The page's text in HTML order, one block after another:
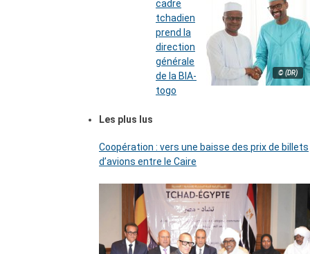
© (DR)
cadre
tchadien
prend la
direction
générale
de la BIA-
togo
Les plus lus
Coopération : vers une baisse des prix de billets
d’avions entre le Caire